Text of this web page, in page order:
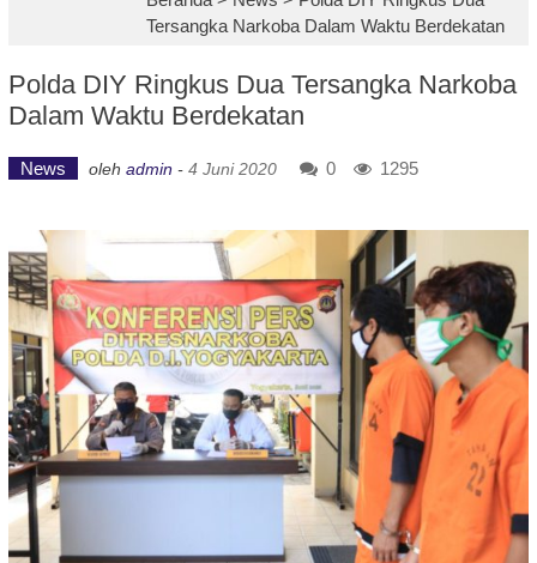
Tersangka Narkoba Dalam Waktu Berdekatan
Polda DIY Ringkus Dua Tersangka Narkoba
Dalam Waktu Berdekatan
News oleh admin - 4 Juni 2020 0 1295